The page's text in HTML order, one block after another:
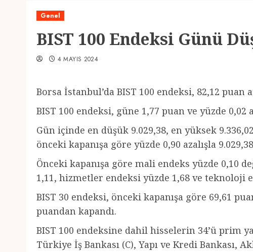
Genel
BIST 100 Endeksi Günü
4 MAYIS 2024
Borsa İstanbul’da BIST 100 endeksi, 82,12 puan
BIST 100 endeksi, güne 1,77 puan ve yüzde 0,02
Gün içinde en düşük 9.029,38, en yüksek
önceki kapanışa göre yüzde 0,90 azalışla
Önceki kapanışa göre mali endeks yüzde 0,10
1,11, hizmetler endeksi yüzde 1,68 ve teknoloji
BIST 30 endeksi, önceki kapanışa göre 69,61
puandan kapandı.
BIST 100 endeksine dahil hisselerin 34’ü prim
Türkiye İş Bankası (C), Yapı ve Kredi Bankası,